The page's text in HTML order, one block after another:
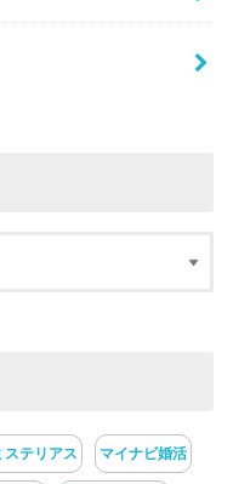
ステリアス マイナビ婚活